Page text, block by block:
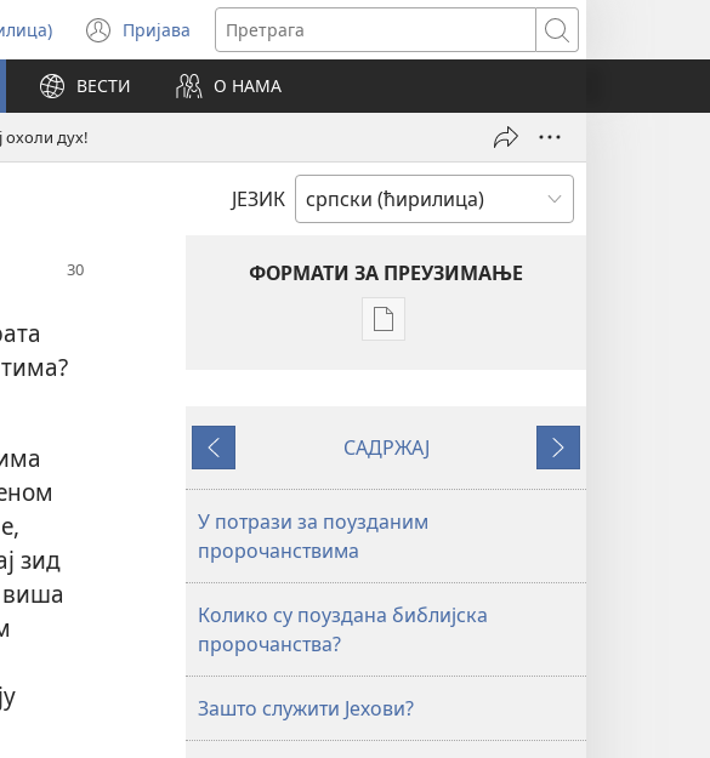
Пријава
(отвара
нови
прозор)
Претрага
ВЕСТИ О НАМА
охоли дух!
ЈЕЗИК
зид
виша
ФОРМАТИ ЗА ПРЕУЗИМАЊЕ
Формати
публикација
(ИЗДАЊЕ
15. мај
Претходно
САДРЖАЈ
Следеће
У потрази за поузданим
пророчанствима
Колико су поуздана библијска
пророчанства?
Зашто служити Јехови?